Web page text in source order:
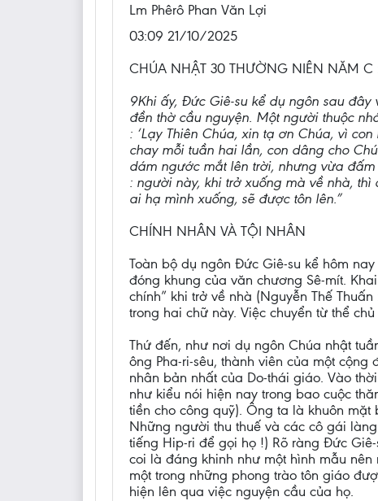
Lm Phêrô Phan Văn Lợi
03:09 21/10/2025
CHÚA NHẬT 30 THƯỜNG NIÊN NĂM C :
9Khi ấy, Đức Giê-su kể dụ ngôn sau
đền thờ cầu nguyện. Một người thuộc
: ‘Lạy Thiên Chúa, xin tạ ơn Chúa, vì
chay mỗi tuần hai lần, con dâng cho
dám ngước mắt lên trời, nhưng vừa đấm
: người này, khi trở xuống mà về nhà,
ai hạ mình xuống, sẽ được tôn lên.”
CHÍNH NHÂN VÀ TỘI NHÂN
Toàn bộ dụ ngôn Đức Giê-su kể hôm
đóng khung của văn chương Sê-mít.
chính” khi trở về nhà (Nguyễn Thế
trong hai chữ này. Việc chuyển từ thể
Thứ đến, như nơi dụ ngôn Chúa nhật
ông Pha-ri-sêu, thành viên của một
nhân bản nhất của Do-thái giáo. Vào
như kiểu nói hiện nay trong bao cuộc
tiền cho công quỹ). Ông ta là khuôn
Những người thu thuế và các cô gái
tiếng Hip-ri để gọi họ !) Rõ ràng Đức
coi là đáng khinh như một hình mẫu
một trong những phong trào tôn giáo
hiện lên qua việc nguyện cầu của họ.